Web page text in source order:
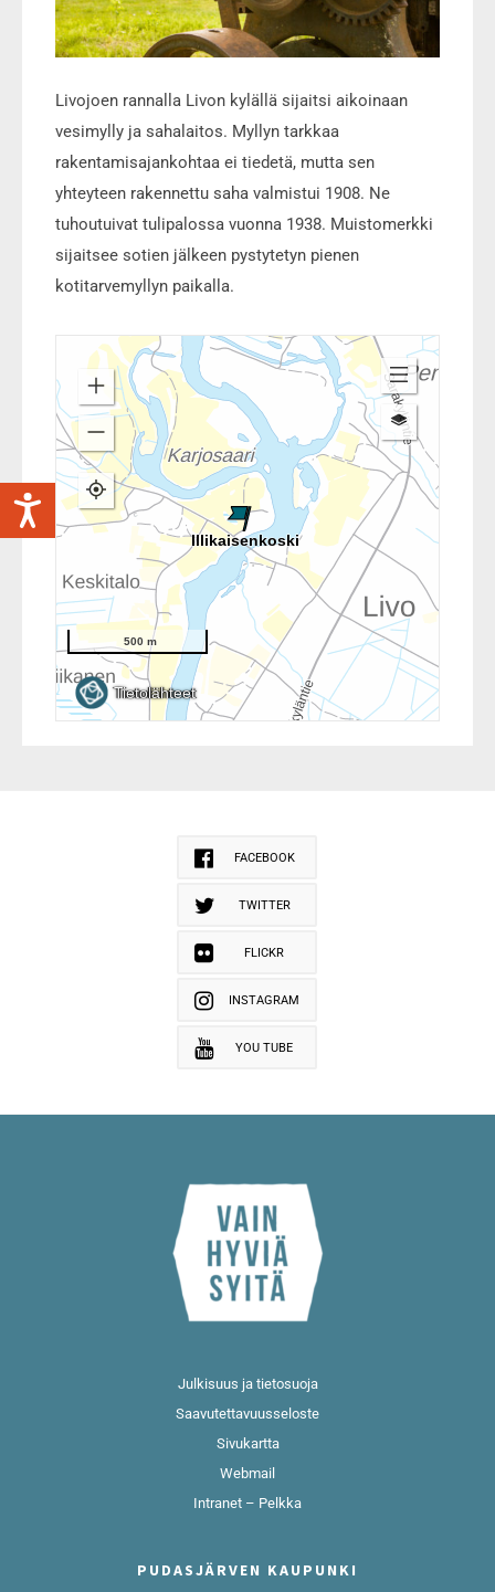
Livojoen rannalla Livon kylällä sijaitsi aikoinaan
vesimylly ja sahalaitos. Myllyn tarkkaa
rakentamisajankohtaa ei tiedetä, mutta sen
yhteyteen rakennettu saha valmistui 1908. Ne
tuhoutuivat tulipalossa vuonna 1938. Muistomerkki
sijaitsee sotien jälkeen pystytetyn pienen
kotitarvemyllyn paikalla.
FACEBOOK
TWITTER
FLICKR
INSTAGRAM
YOU TUBE
Julkisuus ja tietosuoja
Saavutettavuusseloste
Sivukartta
Webmail
Intranet – Pelkka
PUDASJÄRVEN KAUPUNKI